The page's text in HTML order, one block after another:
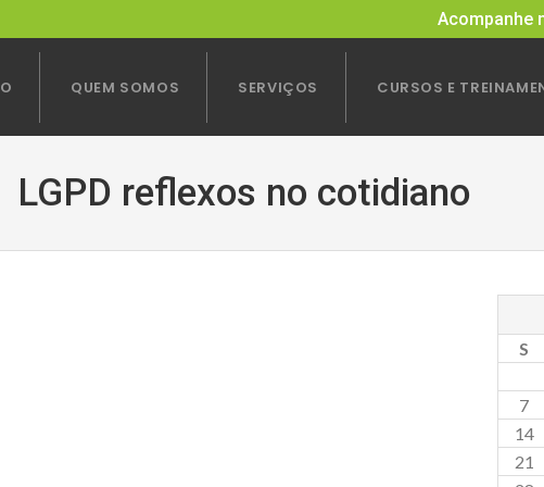
Acompanhe
QUEM SOMOS SERVIÇOS CURSOS E
LGPD reflexos no cotidiano
S
7
14
21